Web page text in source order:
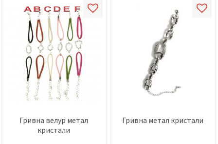
Гривна велур метал
кристали
Гривна метал кристали